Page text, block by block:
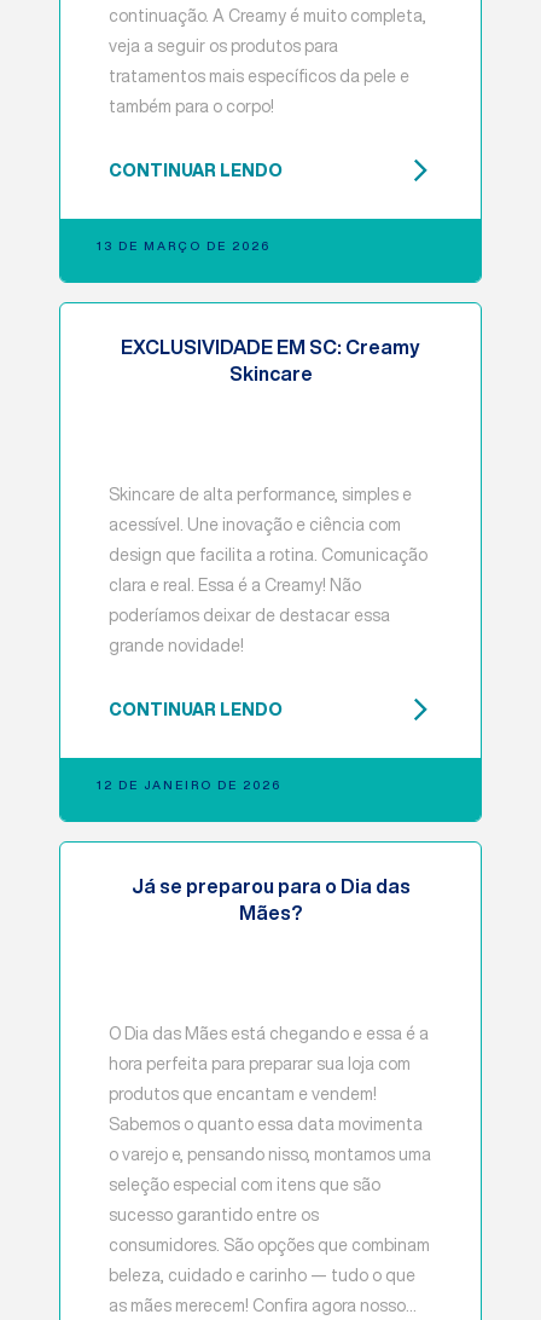
continuação. A Creamy é muito completa,
veja a seguir os produtos para
tratamentos mais específicos da pele e
também para o corpo!
CONTINUAR LENDO
13 DE MARÇO DE 2026
EXCLUSIVIDADE EM SC: Creamy
Skincare
Skincare de alta performance, simples e
acessível. Une inovação e ciência com
design que facilita a rotina. Comunicação
clara e real. Essa é a Creamy! Não
poderíamos deixar de destacar essa
grande novidade!
CONTINUAR LENDO
12 DE JANEIRO DE 2026
Já se preparou para o Dia das
Mães?
O Dia das Mães está chegando e essa é a
hora perfeita para preparar sua loja com
produtos que encantam e vendem!
Sabemos o quanto essa data movimenta
o varejo e, pensando nisso, montamos uma
seleção especial com itens que são
sucesso garantido entre os
consumidores. São opções que combinam
beleza, cuidado e carinho — tudo o que
as mães merecem! Confira agora nosso